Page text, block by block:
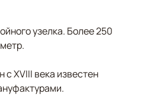
узелка. Более 250
с XVIII века известен